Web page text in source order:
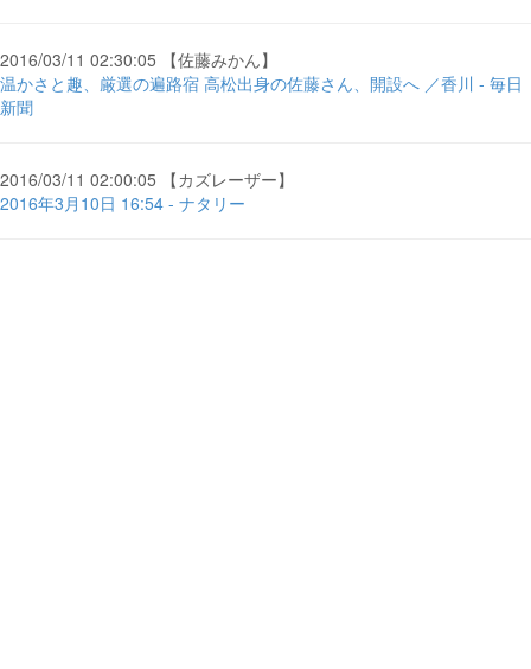
2016/03/11 02:30:05 【佐藤みかん】
温かさと趣、厳選の遍路宿 高松出身の佐藤さん、開設へ ／香川 - 毎日
新聞
2016/03/11 02:00:05 【カズレーザー】
2016年3月10日 16:54 - ナタリー